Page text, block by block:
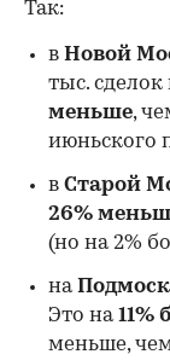
Так:
в Новой
тыс. сделок
меньше,
июньского
в Старой
26%
(но на 2%
на
Это на11%
меньше,